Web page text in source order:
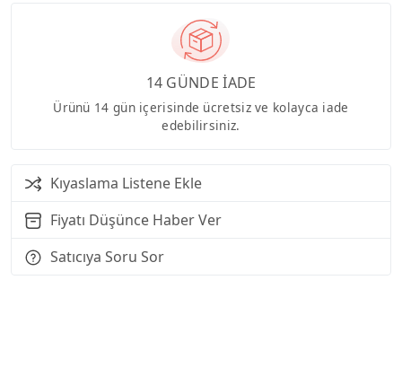
14 GÜNDE İADE
Ürünü 14 gün içerisinde ücretsiz ve kolayca iade
edebilirsiniz.
Kıyaslama Listene Ekle
Fiyatı Düşünce Haber Ver
Satıcıya Soru Sor